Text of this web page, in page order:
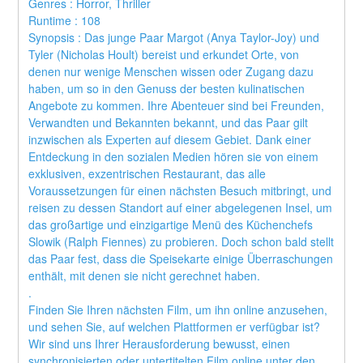
Runtime : 108
Synopsis : Das junge Paar Margot (Anya Taylor-Joy) und
Tyler (Nicholas Hoult) bereist und erkundet Orte, von
denen nur wenige Menschen wissen oder Zugang dazu
haben, um so in den Genuss der besten kulinatischen
Angebote zu kommen. Ihre Abenteuer sind bei Freunden,
Verwandten und Bekannten bekannt, und das Paar gilt
inzwischen als Experten auf diesem Gebiet. Dank einer
Entdeckung in den sozialen Medien hören sie von einem
exklusiven, exzentrischen Restaurant, das alle
Voraussetzungen für einen nächsten Besuch mitbringt, und
reisen zu dessen Standort auf einer abgelegenen Insel, um
das großartige und einzigartige Menü des Küchenchefs
Slowik (Ralph Fiennes) zu probieren. Doch schon bald stellt
das Paar fest, dass die Speisekarte einige Überraschungen
enthält, mit denen sie nicht gerechnet haben.
.
Finden Sie Ihren nächsten Film, um ihn online anzusehen,
und sehen Sie, auf welchen Plattformen er verfügbar ist?
Wir sind uns Ihrer Herausforderung bewusst, einen